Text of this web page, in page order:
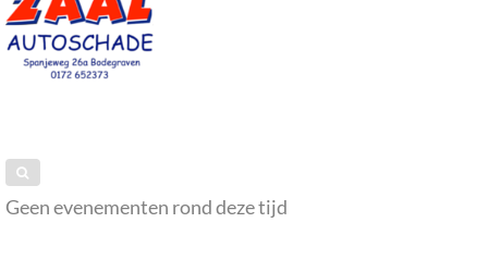
Geen evenementen rond deze tijd